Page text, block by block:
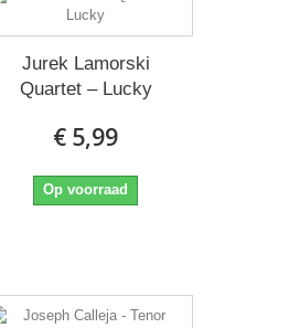
Jurek Lamorski
Quartet ‎– Lucky
€ 5,99
Op voorraad